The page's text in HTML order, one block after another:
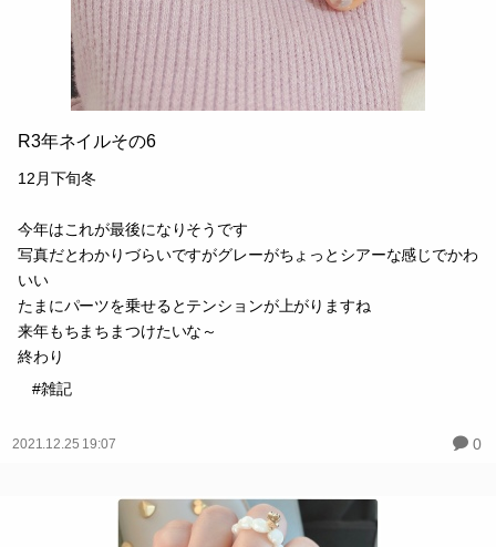
R3年ネイルその6
12月下旬冬
今年はこれが最後になりそうです
写真だとわかりづらいですがグレーがちょっとシアーな感じでかわ
いい
たまにパーツを乗せるとテンションが上がりますね
来年もちまちまつけたいな～
終わり
#雑記
2021.12.25 19:07 0